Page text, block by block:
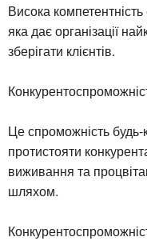
Висока компетентність
яка дає організації
зберігати клієнтів.
Це спроможність
протистояти
виживання та
шляхом.